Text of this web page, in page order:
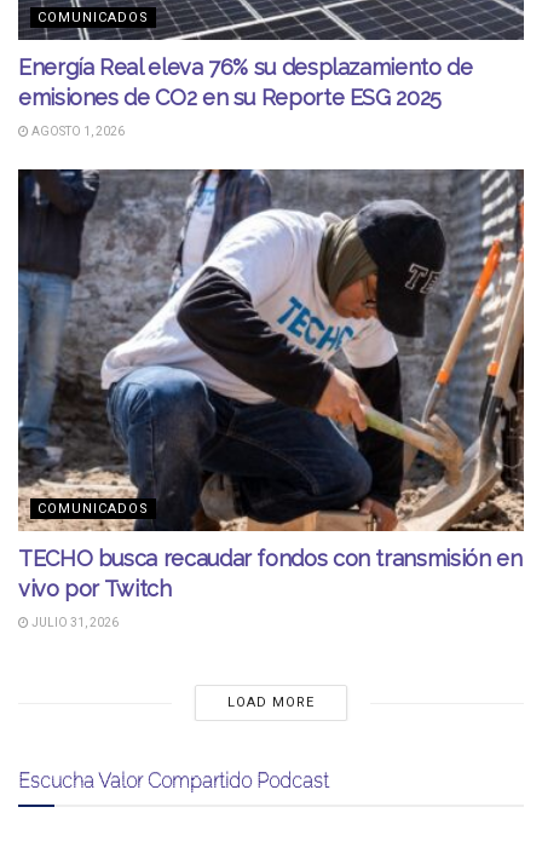
COMUNICADOS
Energía Real eleva 76% su desplazamiento de
emisiones de CO2 en su Reporte ESG 2025
AGOSTO 1, 2026
COMUNICADOS
TECHO busca recaudar fondos con transmisión en
vivo por Twitch
JULIO 31, 2026
LOAD MORE
Escucha Valor Compartido Podcast